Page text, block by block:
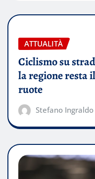
ATTUALITÀ
Ciclismo su
la regione resta
ruote
Stefano Ingraldo